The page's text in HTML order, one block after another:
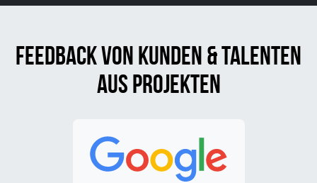
Feedback von Kunden & Talenten
aus Projekten